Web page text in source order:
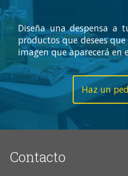
Diseña una despensa a
productos que desees
imagen que aparecerá en
Haz un
Contacto